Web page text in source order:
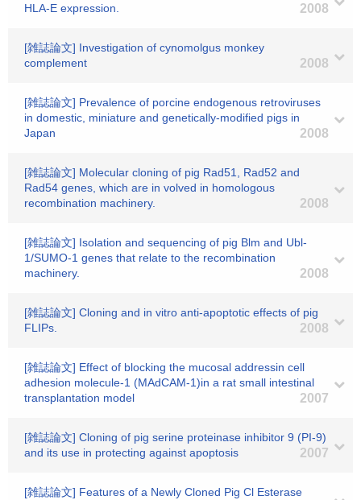
HLA-E expression.
2008
[雑誌論文] Investigation of cynomolgus monkey
complement
2008
[雑誌論文] Prevalence of porcine endogenous retroviruses
in domestic, miniature and genetically-modified pigs in
Japan
2008
[雑誌論文] Molecular cloning of pig Rad51, Rad52 and
Rad54 genes, which are in volved in homologous
recombination machinery.
2008
[雑誌論文] Isolation and sequencing of pig Blm and Ubl-
1/SUMO-1 genes that relate to the recombination
machinery.
2008
[雑誌論文] Cloning and in vitro anti-apoptotic effects of pig
FLIPs.
2008
[雑誌論文] Effect of blocking the mucosal addressin cell
adhesion molecule-1 (MAdCAM-1)in a rat small intestinal
transplantation model
2007
[雑誌論文] Cloning of pig serine proteinase inhibitor 9 (PI-9)
and its use in protecting against apoptosis
2007
[雑誌論文] Features of a Newly Cloned Pig Cl Esterase